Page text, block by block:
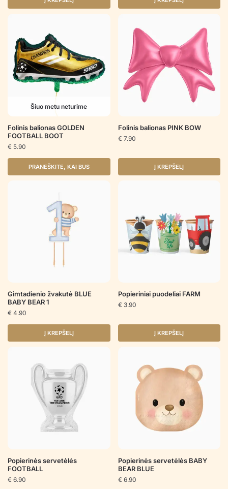
Šiuo metu neturime
Folinis balionas GOLDEN
FOOTBALL BOOT
€ 5.90
PRANEŠKITE, KAI BUS
Folinis balionas PINK BOW
€ 7.90
Į KREPŠELĮ
Gimtadienio žvakutė BLUE
BABY BEAR 1
€ 4.90
Į KREPŠELĮ
Popieriniai puodeliai FARM
€ 3.90
Į KREPŠELĮ
Popierinės servetėlės
FOOTBALL
€ 6.90
Popierinės servetėlės BABY
BEAR BLUE
€ 6.90